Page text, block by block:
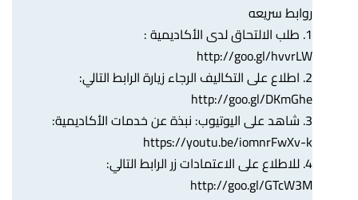
روابط سريعه
1. طلب الالتحاق لدى الأكاديمية :
http://goo.gl/hvvrLW
2. اطلاع على التكاليف الرجاء زيارة الرابط التالي:
http://goo.gl/DKmGhe
3. شاهد على اليوتيوب: نبذة عن خدمات الأكاديمية:
https://youtu.be/iomnrFwXv-k
4. للاطلاع على الاعتمادات زر الرابط التالي:
http://goo.gl/GTcW3M